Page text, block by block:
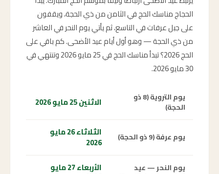
الحجاج مناسك الحج في الثامن من ذي الحجة، ويقفون
على جبل عرفات في التاسع، ثم يأتي يوم النحر في العاشر
من ذي الحجة — وهو أول أيام عيد الأضحى. كم باقي على
الحج 2026؟ تبدأ مناسك الحج في 25 مايو 2026 وتنتهي في
30 مايو 2026.
يوم التروية (8 ذو
الحجة)
الاثنين 25 مايو 2026
يوم عرفة (9 ذو الحجة) الثلاثاء 26 مايو
2026
يوم النحر — عيد
الأربعاء 27 مايو